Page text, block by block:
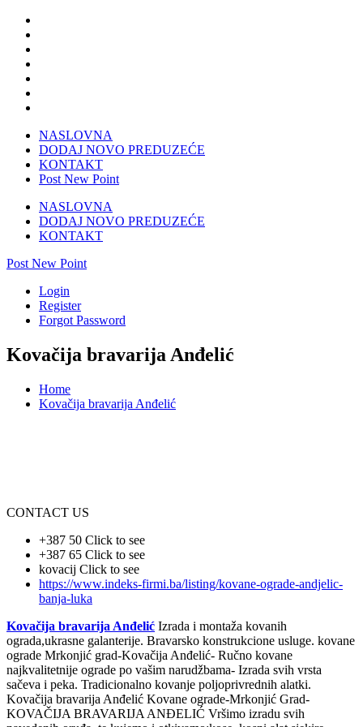
NASLOVNA
DODAJ NOVO PREDUZEĆE
KONTAKT
Post New Point
NASLOVNA
DODAJ NOVO PREDUZEĆE
KONTAKT
Post New Point
Login
Register
Forgot Password
Kovačija bravarija Anđelić
Home
Kovačija bravarija Anđelić
CONTACT US
+387 50 Click to see
+387 65 Click to see
kovacij Click to see
https://www.indeks-firmi.ba/listing/kovane-ograde-andjelic-
banja-luka
Kovačija bravarija Anđelić Izrada i montaža kovanih
ograda,ukrasne galanterije. Bravarsko konstrukcione usluge. kovane
ograde Mrkonjić grad-Kovačija Anđelić- Ručno kovane
najkvalitetnije ograde po vašim narudžbama- Izrada svih vrsta
sačeva i peka. Tradicionalno kovanje poljoprivrednih alatki.
Kovačija bravarija Anđelić Kovane ograde-Mrkonjić Grad-
KOVAČIJA BRAVARIJA ANĐELIĆ Vršimo izradu svih